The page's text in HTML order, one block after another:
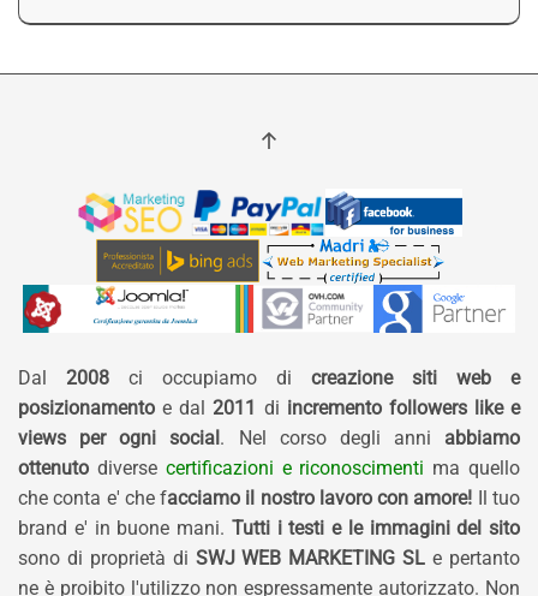
Dal 2008 ci occupiamo di creazione siti web e
posizionamento e dal 2011 di incremento followers like e
views per ogni social. Nel corso degli anni abbiamo
ottenuto diverse certificazioni e riconoscimenti ma quello
che conta e' che facciamo il nostro lavoro con amore! Il tuo
brand e' in buone mani. Tutti i testi e le immagini del sito
sono di proprietà di SWJ WEB MARKETING SL e pertanto
ne è proibito l'utilizzo non espressamente autorizzato. Non